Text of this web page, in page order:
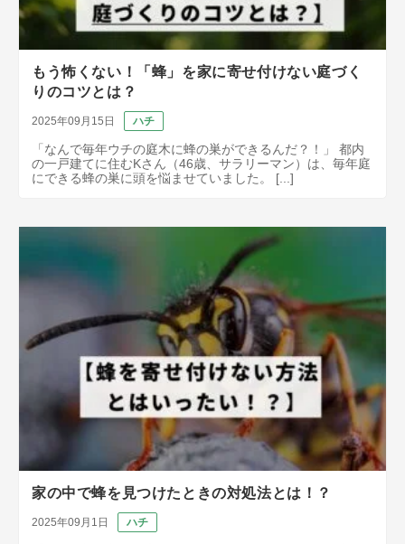
もう怖くない！「蜂」を家に寄せ付けない庭づく
りのコツとは？
2025年09月15日 ハチ
「なんで毎年ウチの庭木に蜂の巣ができるんだ？！」 都内
の一戸建てに住むKさん（46歳、サラリーマン）は、毎年庭
にできる蜂の巣に頭を悩ませていました。 [...]
家の中で蜂を見つけたときの対処法とは！？
2025年09月1日 ハチ